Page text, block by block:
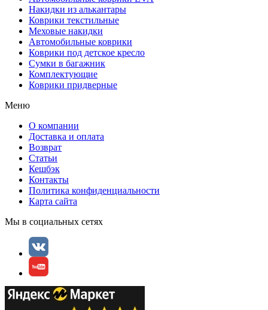
Накидки из алькантары
Коврики текстильные
Меховые накидки
Автомобильные коврики
Коврики под детское кресло
Сумки в багажник
Комплектующие
Коврики придверные
Меню
О компании
Доставка и оплата
Возврат
Статьи
Кешбэк
Контакты
Политика конфиденциальности
Карта сайта
Мы в социальных сетях